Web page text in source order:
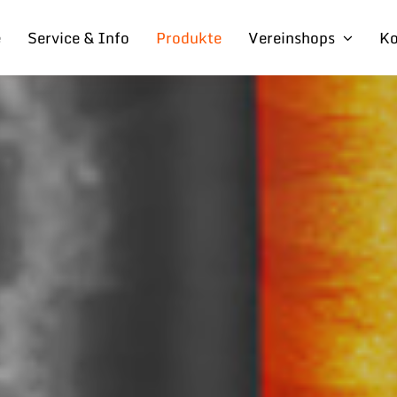
Service & Info Produkte Vereinshops